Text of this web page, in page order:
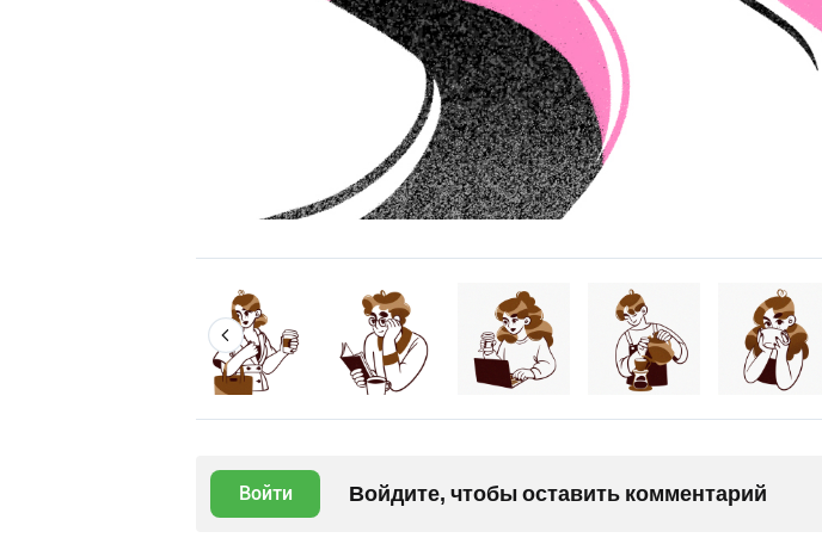
Войти Войдите, чтобы оставить комментарий